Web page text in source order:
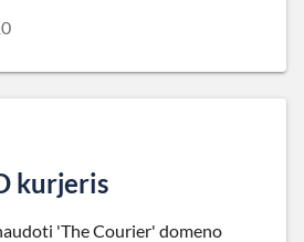
kurjeris
'The Courier' domeno